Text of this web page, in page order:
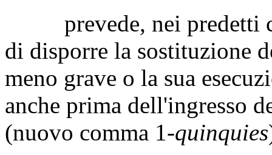
prevede, nei predetti
di disporre la sostituzione
meno grave o la sua
anche prima dell'ingresso
(nuovo comma 1-quinquies